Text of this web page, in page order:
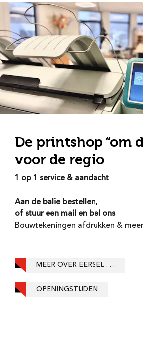
De printshop “om
voor de regio
1 op 1 service & aandacht
Aan de balie bestellen,
of stuur een mail en bel ons
Bouwtekeningen afdrukken &
MEER OVER EERSEL . . .
OPENINGSTIJDEN